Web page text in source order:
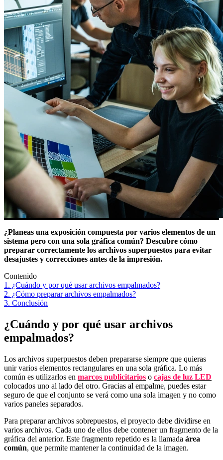
¿Planeas una exposición compuesta por varios elementos de un
sistema pero con una sola gráfica común? Descubre cómo
preparar correctamente los archivos superpuestos para evitar
desajustes y correcciones antes de la impresión.
Contenido
1. ¿Cuándo y por qué usar archivos empalmados?
2. ¿Cómo preparar archivos empalmados?
3. Conclusión
¿Cuándo y por qué usar archivos
empalmados?
Los archivos superpuestos deben prepararse siempre que quieras
unir varios elementos rectangulares en una sola gráfica. Lo más
común es utilizarlos en marcos publicitarios o cajas de luz LED
colocados uno al lado del otro. Gracias al empalme, puedes estar
seguro de que el conjunto se verá como una sola imagen y no como
varios paneles separados.
Para preparar archivos sobrepuestos, el proyecto debe dividirse en
varios archivos. Cada uno de ellos debe contener un fragmento de la
gráfica del anterior. Este fragmento repetido es la llamada área
común, que permite mantener la continuidad de la imagen.